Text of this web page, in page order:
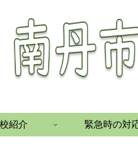
紹介 緊急時の対